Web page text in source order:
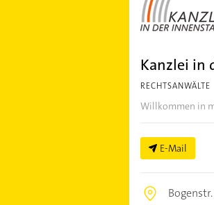
Kanzlei in
RECHTSANWÄLTE
Willkommen in
E-Mail